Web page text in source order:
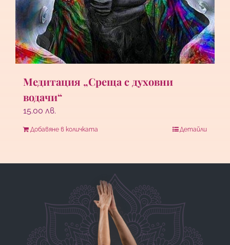
Медитация „Среща с духовни
водачи“
15.00 лв.
Добавяне в количката Детайли